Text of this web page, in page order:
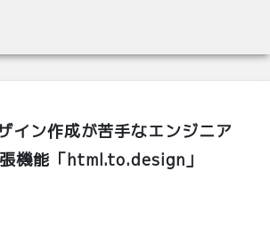
イン作成が苦手なエンジニア
機能「html.to.design」